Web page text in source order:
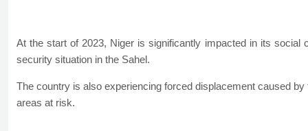
At the start of 2023, Niger is significantly impacted in its social
security situation in the Sahel.
The country is also experiencing forced displacement caused
areas at risk.